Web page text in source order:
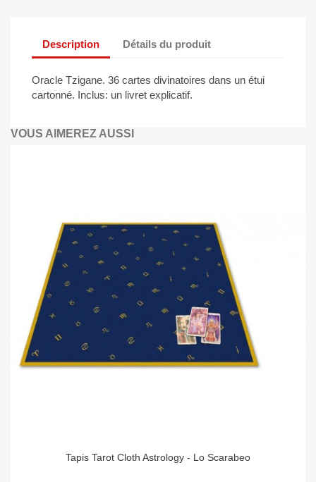
Description Détails du produit
Oracle Tzigane. 36 cartes divinatoires dans un étui
cartonné. Inclus: un livret explicatif.
VOUS AIMEREZ AUSSI
Tapis Tarot Cloth Astrology - Lo Scarabeo